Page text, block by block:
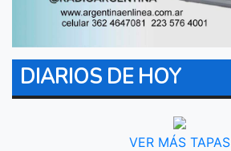
DIARIOS DE HOY
VER MÁS TAPAS